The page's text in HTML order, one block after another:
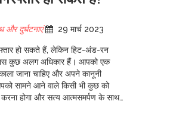
और दुर्घटनाएं 29 मार्च 2023
हो सकते हैं, लेकिन हिट-अंड-रन
कुछ अलग अधिकार हैं। आपको एक
जाना चाहिए और अपने कानूनी
सामने आने वाले किसी भी कुछ को
करना होगा और सत्य आत्मसमर्पण के साथ